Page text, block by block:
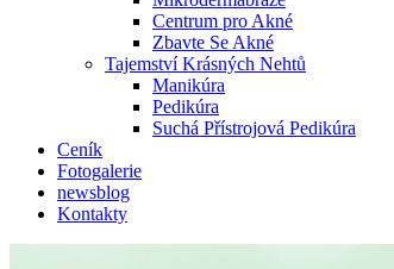
Centrum pro Akné
Zbavte Se Akné
Tajemství Krásných Nehtů
Manikúra
Pedikúra
Suchá Přístrojová Pedikúra
Ceník
Fotogalerie
newsblog
Kontakty